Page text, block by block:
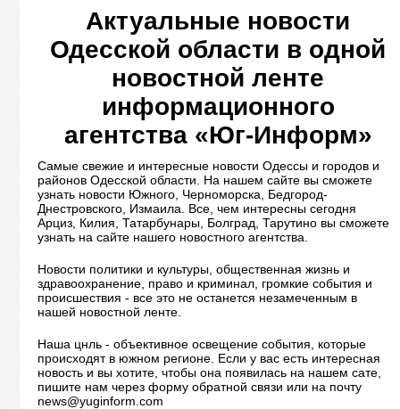
Актуальные новости
Одесской области в одной
новостной ленте
информационного
агентства «Юг-Информ»
Самые свежие и интересные новости Одессы и городов и
районов Одесской области. На нашем сайте вы сможете
узнать новости Южного, Черноморска, Бедгород-
Днестровского, Измаила. Все, чем интересны сегодня
Арциз, Килия, Татарбунары, Болград, Тарутино вы сможете
узнать на сайте нашего новостного агентства.
Новости политики и культуры, общественная жизнь и
здравоохранение, право и криминал, громкие события и
происшествия - все это не останется незамеченным в
нашей новостной ленте.
Наша цнль - объективное освещение события, которые
происходят в южном регионе. Если у вас есть интересная
новость и вы хотите, чтобы она появилась на нашем сате,
пишите нам через форму обратной связи или на почту
news@yuginform.com